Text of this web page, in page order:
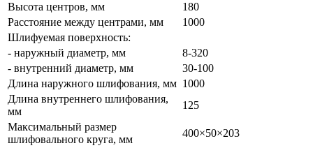
Высота центров, мм
180
Расстояние между центрами, мм
1000
Шлифуемая поверхность:
- наружный диаметр, мм
8-320
- внутренний диаметр, мм
30-100
Длина наружного шлифования, мм 1000
Длина внутреннего шлифования,
мм
125
Максимальный размер
шлифовального круга, мм
400×50×203